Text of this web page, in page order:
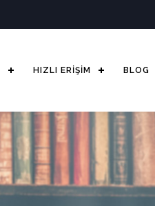
HIZLI ERİŞİM BLOG